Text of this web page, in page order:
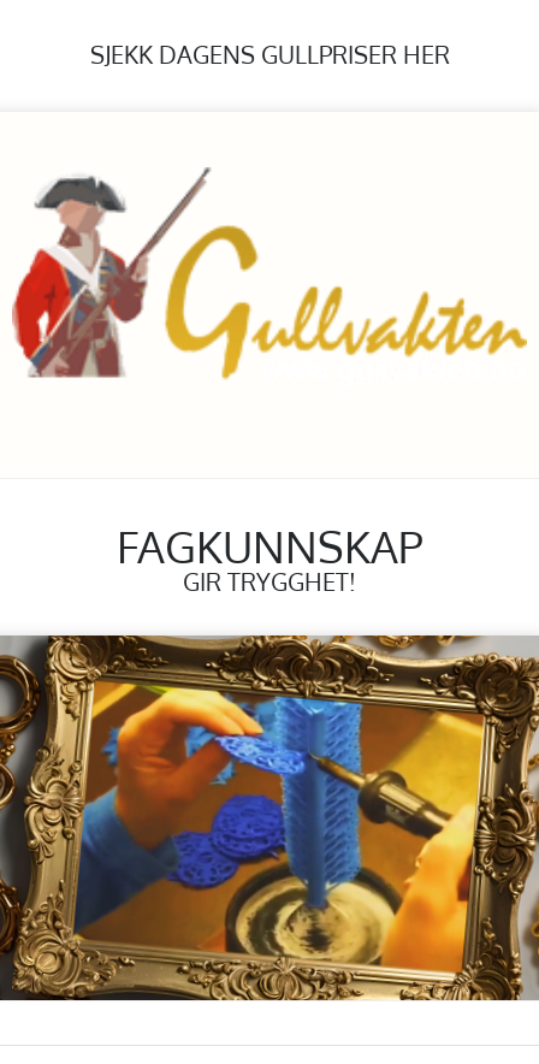
SJEKK DAGENS GULLPRISER HER
FAGKUNNSKAP
GIR TRYGGHET!